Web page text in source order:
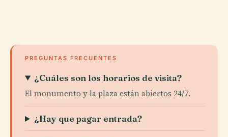
PREGUNTAS FRECUENTES
¿Cuáles son los horarios de visita?
El monumento y la plaza están abiertos 24/7.
¿Hay que pagar entrada?